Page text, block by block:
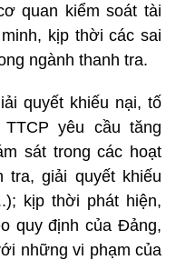
quan kiểm soát tài
kịp thời các sai
ngành thanh tra.
quyết khiếu nại, tố
yêu cầu tăng
sát trong các hoạt
tra, giải quyết khiếu
kịp thời phát hiện,
quy định của Đảng,
những vi phạm của